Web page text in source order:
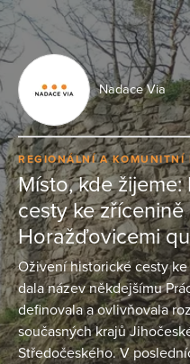
Nadace Via
REGIONÁLNÍ A KOMUNITNÍ
Místo, kde
cesty ke
Horažďovicemi
Oživení historické cesty
dala název někdejšímu
definovala a ovlivňovala
současných krajů
Středočeského. V